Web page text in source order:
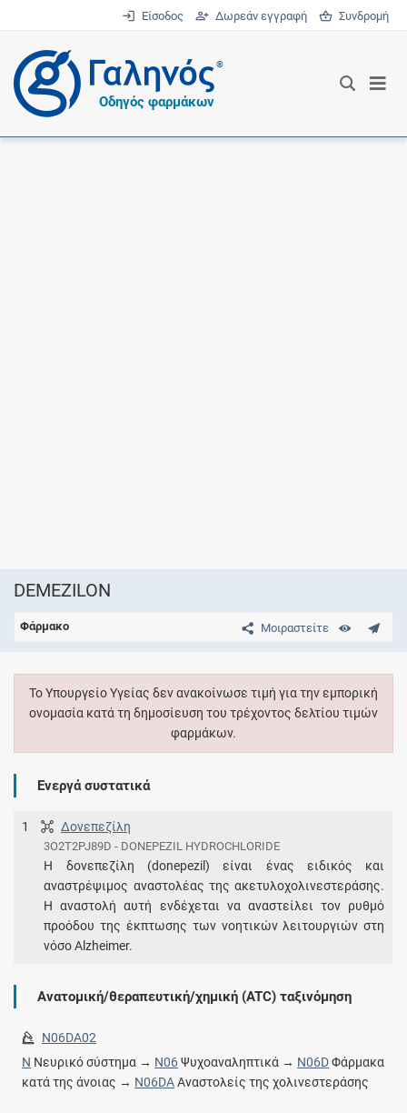
Είσοδος Δωρεάν εγγραφή Συνδρομή
®
Οδηγός φαρμάκων
DEMEZILON
Μοιραστείτε
Φάρμακο
Το Υπουργείο Υγείας δεν ανακοίνωσε τιμή για την εμπορική
ονομασία κατά τη δημοσίευση του τρέχοντος δελτίου τιμών
φαρμάκων.
Ενεργά συστατικά
1 Δονεπεζίλη
3O2T2PJ89D - DONEPEZIL HYDROCHLORIDE
Η δονεπεζίλη (donepezil) είναι ένας ειδικός και
αναστρέψιμος αναστολέας της ακετυλοχολινεστεράσης.
H αναστολή αυτή ενδέχεται να αναστείλει τον ρυθμό
προόδου της έκπτωσης των νοητικών λειτουργιών στη
νόσο Alzheimer.
Ανατομική/θεραπευτική/χημική (ATC) ταξινόμηση
N06DA02
N Νευρικό σύστημα → N06Ψυχοαναληπτικά → N06DΦάρμακα
κατά της άνοιας → N06DAΑναστολείς της χολινεστεράσης